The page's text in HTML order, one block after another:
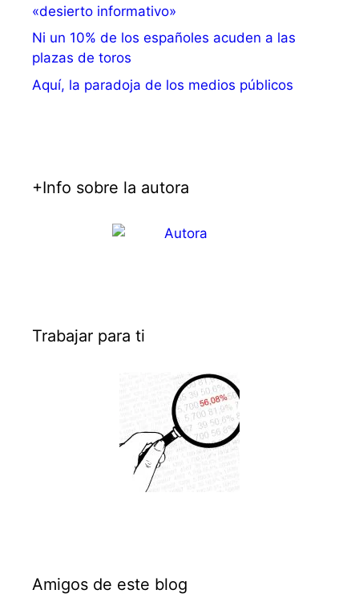
«desierto informativo»
Ni un 10% de los españoles acuden a las
plazas de toros
Aquí, la paradoja de los medios públicos
+Info sobre la autora
Trabajar para ti
Amigos de este blog